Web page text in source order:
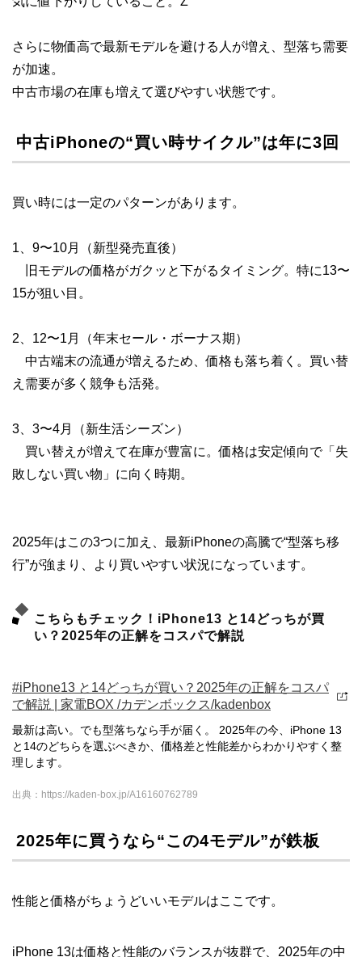
さらに物価高で最新モデルを避ける人が増え、型落ち需要
が加速。
中古市場の在庫も増えて選びやすい状態です。
中古iPhoneの“買い時サイクル”は年に3回
買い時には一定のパターンがあります。
1、9〜10月（新型発売直後）
旧モデルの価格がガクッと下がるタイミング。特に13〜
15が狙い目。
2、12〜1月（年末セール・ボーナス期）
中古端末の流通が増えるため、価格も落ち着く。買い替
え需要が多く競争も活発。
3、3〜4月（新生活シーズン）
買い替えが増えて在庫が豊富に。価格は安定傾向で「失
敗しない買い物」に向く時期。
2025年はこの3つに加え、最新iPhoneの高騰で“型落ち移
行”が強まり、より買いやすい状況になっています。
こちらもチェック！iPhone13 と14どっちが買
い？2025年の正解をコスパで解説
#iPhone13 と14どっちが買い？2025年の正解をコスパ
で解説 | 家電BOX /カデンボックス/kadenbox
最新は高い。でも型落ちなら手が届く。 2025年の今、iPhone 13
と14のどちらを選ぶべきか、価格差と性能差からわかりやすく整
理します。
出典：https://kaden-box.jp/A16160762789
2025年に買うなら“この4モデル”が鉄板
性能と価格がちょうどいいモデルはここです。
iPhone 13は価格と性能のバランスが抜群で、2025年の中